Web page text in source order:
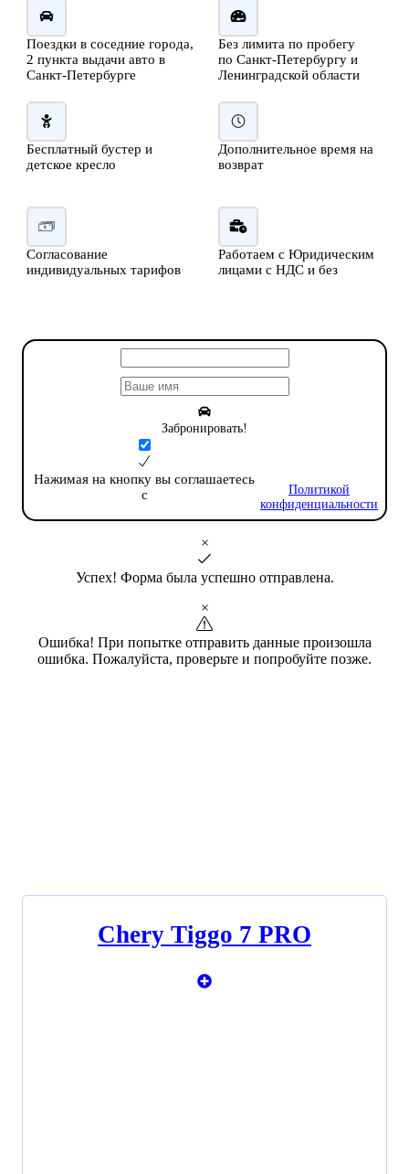
Поездки в соседние города,
2 пункта выдачи авто в
Санкт-Петербурге
Без лимита по пробегу
по Санкт-Петербургу и
Ленинградской области
Бесплатный бустер и
детское кресло
Дополнительное время на
возврат
Согласование
индивидуальных тарифов
Работаем с Юридическим
лицами с НДС и без
Забронировать!
Нажимая на кнопку вы соглашаетесь
с
Политикой
конфиденциальности
×
Успех! Форма была успешно отправлена.
×
Ошибка! При попытке отправить данные произошла
ошибка. Пожалуйста, проверьте и попробуйте позже.
Chery Tiggo 7 PRO